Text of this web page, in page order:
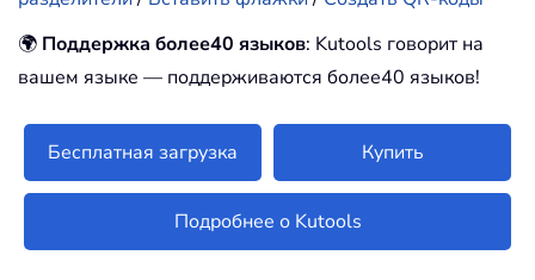
🌍 Поддержка более40 языков: Kutools говорит на
вашем языке — поддерживаются более40 языков!
Бесплатная загрузка Купить
Подробнее о Kutools